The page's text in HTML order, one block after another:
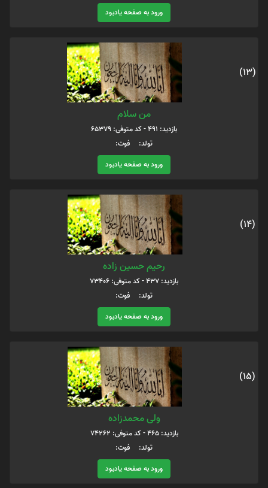
ورود به صفحه یادبود
(13)
من سلام
بازدید: 491 - کد متوفی: 65379
تولد: فوت:
ورود به صفحه یادبود
(14)
رحیم حسین زاده
بازدید: 437 - کد متوفی: 73406
تولد: فوت:
ورود به صفحه یادبود
(15)
ولی محمدزاده
بازدید: 465 - کد متوفی: 74262
تولد: فوت:
ورود به صفحه یادبود